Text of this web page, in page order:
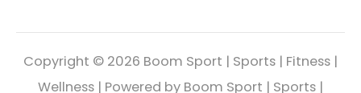
Copyright © 2026 Boom Sport | Sports | Fitness |
Wellness | Powered by Boom Sport | Sports |